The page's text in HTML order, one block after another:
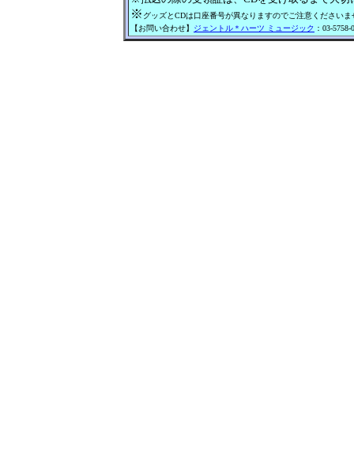
※ グッズとCDは口座番号が異なりますのでご注意くださいま
【お問い合わせ】 ジェントル＊ハーツ ミュージック ：03-5758-